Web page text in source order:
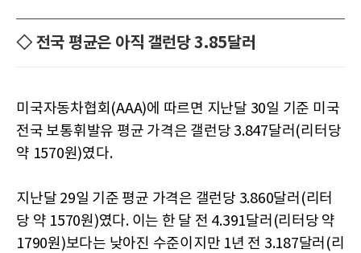
◇ 전국 평균은 아직 갤런당 3.85달러
미국자동차협회(AAA)에 따르면 지난달 30일 기준 미국
전국 보통휘발유 평균 가격은 갤런당 3.847달러(리터당
약 1570원)였다.
지난달 29일 기준 평균 가격은 갤런당 3.860달러(리터
당 약 1570원)였다. 이는 한 달 전 4.391달러(리터당 약
1790원)보다는 낮아진 수준이지만 1년 전 3.187달러(리